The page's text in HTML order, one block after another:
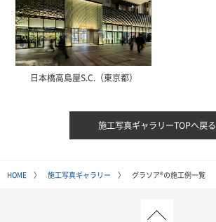
日本橋高島屋S.C.（東京都）
施工写真ギャラリーTOPへ戻る
HOME〉 施工写真ギャラリー 〉 グラソア®の施工例一覧